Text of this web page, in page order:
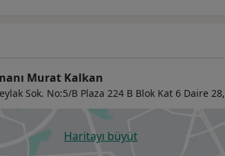
Murat Kalkan
Sok. No:5/B Plaza 224 B Blok Kat 6 Daire 28,
Haritayı büyüt
yeni bir sekmede açılır